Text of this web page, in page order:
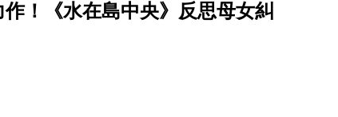
！《水在島中央》反思母女糾